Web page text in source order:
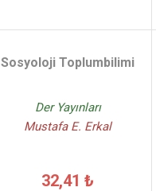
Sosyoloji Toplumbilimi
Der Yayınları
Mustafa E. Erkal
32,41 ₺